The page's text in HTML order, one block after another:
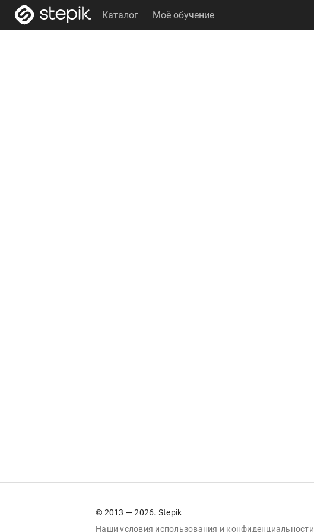
Каталог Моё обучение
© 2013 — 2026. Stepik
Наши условия использования и конфиденциальности